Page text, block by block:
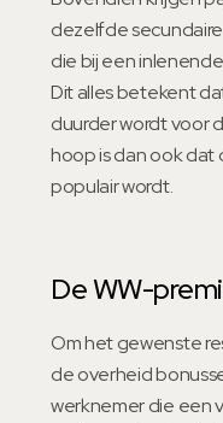
dezelfde
die bij een
Dit alles betekent
duurder wordt voor
hoop is dan ook
populair wordt.
De WW-
Om het gewenste
de overheid
werknemer die een